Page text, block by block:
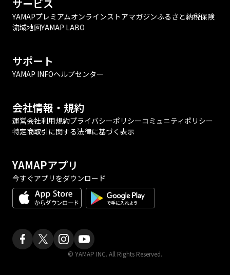
サービス
YAMAPプレミアムオンラインストアマガジンふるさと納税保険
流域地図YAMAP LABO
サポート
YAMAP INFOヘルプセンター
会社情報・規約
運営会社利用規約プライバシーポリシーコミュニティポリシー
特定商取引に関する法律に基づく表示
YAMAPアプリ
今すぐアプリをダウンロード
© YAMAP INC. All Rights Reserved.